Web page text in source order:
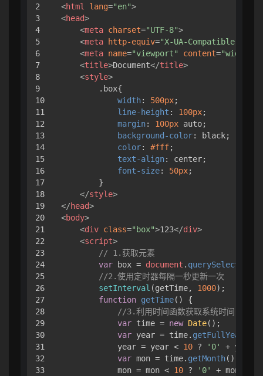
2
3
4
5
6
7
8
9
10
11
12
13
14
15
16
17
18
19
20
21
22
23
24
25
26
27
28
29
30
31
32
33
<html lang="en">
<head>
<meta charset="UTF-8">
<meta http-equiv="X-UA-Compatible"
<meta name="viewport" content=
<title>Document</title>
<style>
.box{
width: 500px;
line-height : 100px;
margin: 100px auto;
background-color: black;
color: #fff;
text-align: center;
font-size: 50px;
        }
</style>
</head>
<body>
<div class="box">123</div>
<script>
// 1.获取元素
var box = document . querySelector
//2.使用定时器每隔一秒更新一次
setInterval (getTime, 1000);
function getTime( ) {
//3.利用时间函数获取系统时间
var time = new Date();
var year = time. getFullYear
            year = year <
10 ? '0'
+ year
var mon = time. getMonth() +
            mon = mon <
10 ? '0'
+ mon :